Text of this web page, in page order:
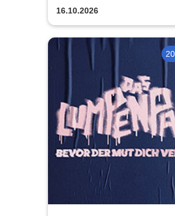
Ludwigsburg
16.10.2026